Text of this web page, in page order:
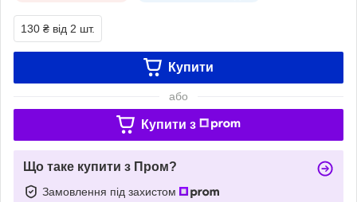
130 ₴ від 2 шт.
Купити
або
Купити з
Що таке купити з Пром?
Замовлення під захистом